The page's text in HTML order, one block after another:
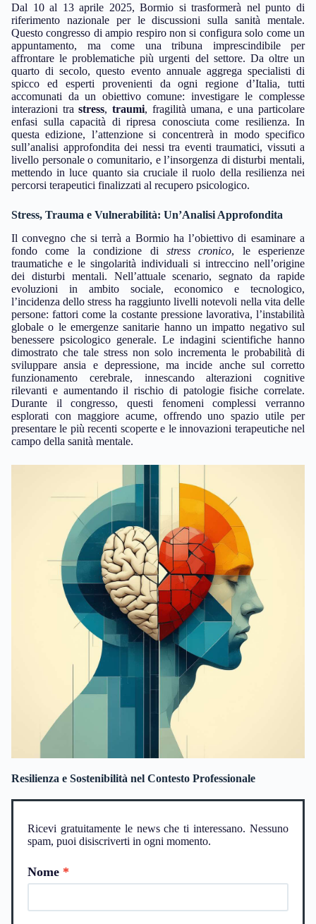
Dal 10 al 13 aprile 2025, Bormio si trasformerà nel punto di
riferimento nazionale per le discussioni sulla sanità mentale.
Questo congresso di ampio respiro non si configura solo come un
appuntamento, ma come una tribuna imprescindibile per
affrontare le problematiche più urgenti del settore. Da oltre un
quarto di secolo, questo evento annuale aggrega specialisti di
spicco ed esperti provenienti da ogni regione d’Italia, tutti
accomunati da un obiettivo comune: investigare le complesse
interazioni trastress, traumi, fragilità umana, e una particolare
enfasi sulla capacità di ripresa conosciuta come resilienza. In
questa edizione, l’attenzione si concentrerà in modo specifico
sull’analisi approfondita dei nessi tra eventi traumatici, vissuti a
livello personale o comunitario, e l’insorgenza di disturbi mentali,
mettendo in luce quanto sia cruciale il ruolo della resilienza nei
percorsi terapeutici finalizzati al recupero psicologico.
Stress, Trauma e Vulnerabilità: Un’Analisi Approfondita
Il convegno che si terrà a Bormio ha l’obiettivo di esaminare a
fondo come la condizione di stress cronico, le esperienze
traumatiche e le singolarità individuali si intreccino nell’origine
dei disturbi mentali. Nell’attuale scenario, segnato da rapide
evoluzioni in ambito sociale, economico e tecnologico,
l’incidenza dello stress ha raggiunto livelli notevoli nella vita delle
persone: fattori come la costante pressione lavorativa, l’instabilità
globale o le emergenze sanitarie hanno un impatto negativo sul
benessere psicologico generale. Le indagini scientifiche hanno
dimostrato che tale stress non solo incrementa le probabilità di
sviluppare ansia e depressione, ma incide anche sul corretto
funzionamento cerebrale, innescando alterazioni cognitive
rilevanti e aumentando il rischio di patologie fisiche correlate.
Durante il congresso, questi fenomeni complessi verranno
esplorati con maggiore acume, offrendo uno spazio utile per
presentare le più recenti scoperte e le innovazioni terapeutiche nel
campo della sanità mentale.
Resilienza e Sostenibilità nel Contesto Professionale
Ricevi gratuitamente le news che ti interessano. Nessuno
spam, puoi disiscriverti in ogni momento.
Nome